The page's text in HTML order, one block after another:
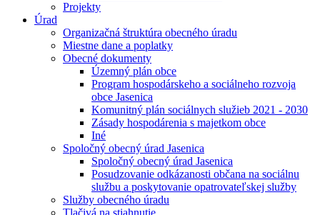
Projekty
Úrad
Organizačná štruktúra obecného úradu
Miestne dane a poplatky
Obecné dokumenty
Územný plán obce
Program hospodárskeho a sociálneho rozvoja
obce Jasenica
Komunitný plán sociálnych služieb 2021 - 2030
Zásady hospodárenia s majetkom obce
Iné
Spoločný obecný úrad Jasenica
Spoločný obecný úrad Jasenica
Posudzovanie odkázanosti občana na sociálnu
službu a poskytovanie opatrovateľskej služby
Služby obecného úradu
Tlačivá na stiahnutie